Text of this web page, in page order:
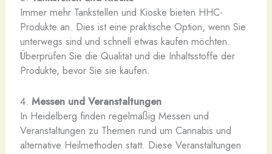
Immer mehr Tankstellen und Kioske bieten HHC-
Produkte an. Dies ist eine praktische Option, wenn Sie
unterwegs sind und schnell etwas kaufen möchten.
Überprüfen Sie die Qualität und die Inhaltsstoffe der
Produkte, bevor Sie sie kaufen.
4. Messen und Veranstaltungen
In Heidelberg finden regelmäßig Messen und
Veranstaltungen zu Themen rund um Cannabis und
alternative Heilmethoden statt. Diese Veranstaltungen